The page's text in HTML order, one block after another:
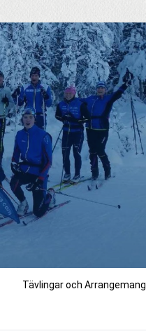
Tävlingar och Arrangemang